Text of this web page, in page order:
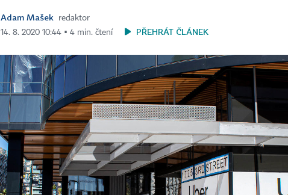
Adam Mašek
redaktor
14. 8. 2020 10:44 ▪ 4 min. čtení
PŘEHRÁT ČLÁNEK